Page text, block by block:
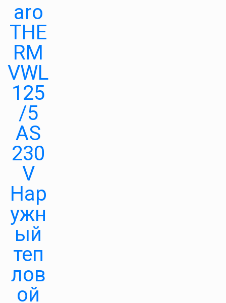
aro
THE
RM
VWL
125
/5
AS
230
V
Нар
ужн
ый
теп
лов
ой